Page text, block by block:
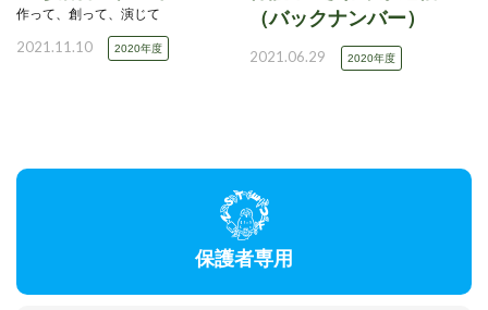
作って、創って、演じて
2021.11.10 2020年度
（バックナンバー）
2021.06.29 2020年度
保護者専用